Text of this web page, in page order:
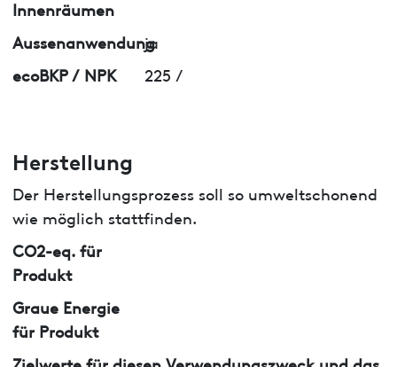
Innenräumen
Aussenanwendung
ja
ecoBKP / NPK
225 /
Herstellung
Der Herstellungsprozess soll so umweltschonend
wie möglich stattfinden.
CO2-eq. für
Produkt
Graue Energie
für Produkt